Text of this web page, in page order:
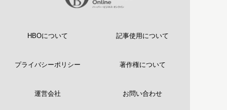
HBOについて 記事使用について
プライバシーポリシー 著作権について
運営会社 お問い合わせ